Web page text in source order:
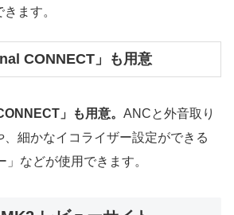
ます。
CONNECT」も用意
」も用意。 ANCと外音取り
細かなイコライザー設定ができる
」などが使用できます。